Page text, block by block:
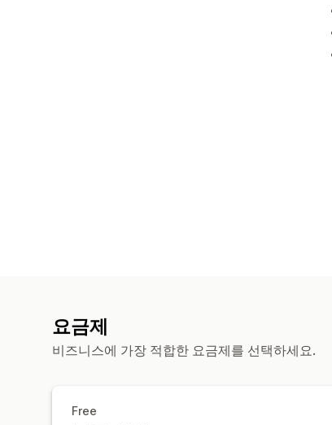
요금제
비즈니스에 가장 적합한 요금제를 선택하세요.
Free